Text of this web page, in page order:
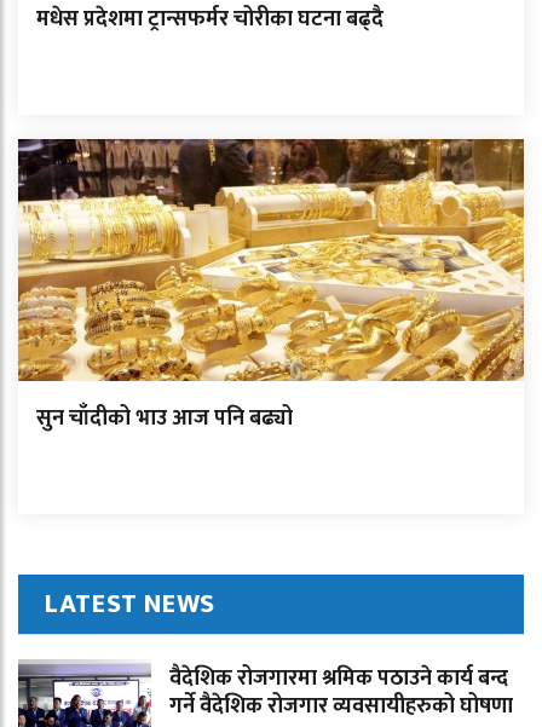
मधेस प्रदेशमा ट्रान्सफर्मर चोरीका घटना बढ्दै
सुन चाँदीको भाउ आज पनि बढ्यो
LATEST NEWS
वैदेशिक रोजगारमा श्रमिक पठाउने कार्य बन्द
गर्ने वैदेशिक रोजगार व्यवसायीहरुको घोषणा